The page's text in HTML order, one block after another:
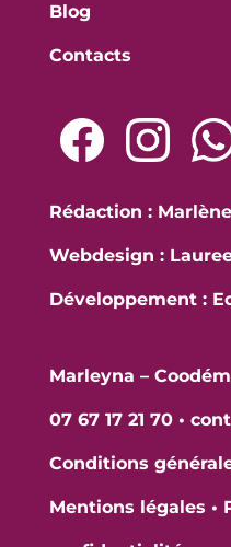
Blog
Contacts
Rédaction :
Webdesign :
Développement :
Marleyna –
07 67 17 21 70•
Conditions
Mentions légales •